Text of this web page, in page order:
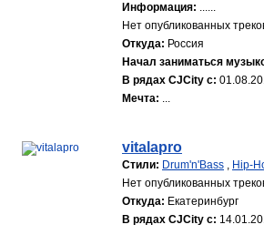
Информация: ......
Нет опубликованных
Откуда: Россия
Начал заниматься
В рядах CJCity с:
Мечта: ...
vitalapro
Стили: Drum'n'Bass , Hip-
Нет опубликованных
Откуда: Екатеринбург
В рядах CJCity с: